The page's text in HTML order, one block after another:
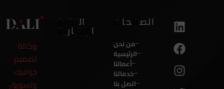
وكالة
تصميم
جرافيك
وتسويق
النشرة
الإخبارية
الصفحات
من نحن
الرئيسية
أعمالنا
خدماتنا
اتصل بنا